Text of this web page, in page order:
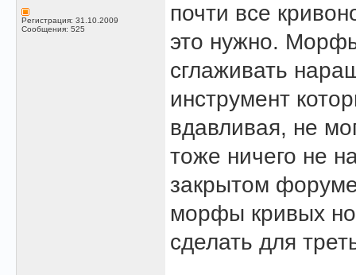
Регистрация: 31.10.2009
Сообщения: 525
почти все
это нужно.
сглаживать
инструмент
вдавливая, не
тоже ничего не
закрытом
морфы кривых
сделать для